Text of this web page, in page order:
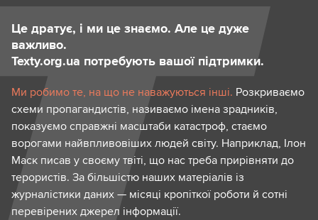
Це дратує, і ми це знаємо. Але це дуже
важливо.
Texty.org.ua потребують вашої підтримки.
Ми робимо те, на що не наважуються інші. Розкриваємо
схеми пропагандистів, називаємо імена зрадників,
показуємо справжні масштаби катастроф, стаємо
ворогами найвпливовіших людей світу. Наприклад, Ілон
Маск писав у своєму твіті, що нас треба прирівняти до
терористів. За більшістю наших матеріалів із
журналістики даних — місяці кропіткої роботи й сотні
перевірених джерел інформації.